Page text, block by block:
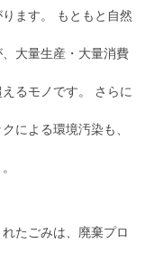
ます。 もともと自然
大量生産・大量消費
るモノです。 さらに
による環境汚染も、
たごみは、廃棄プロ